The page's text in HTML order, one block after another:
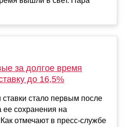
за долгое время
до 16,5%
стало первым после
ее сохранения на
отмечают в пресс-службе